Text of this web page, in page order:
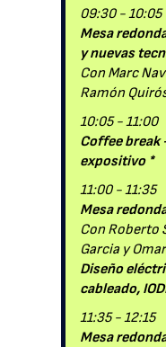
09:30 - 10:05
Mesa
y nuevas
Con Marc
Ramón
10:05 - 11:00
Coffee break
expositivo *
11:00 - 11:35
Mesa
Con Roberto
Garcia y
Diseño
cableado,
11:35 - 12:15
Mesa